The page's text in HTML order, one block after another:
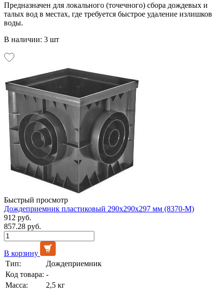
Предназначен для локального (точечного) сбора дождевых и
талых вод в местах, где требуется быстрое удаление излишков
воды.
В наличии: 3 шт
Быстрый просмотр
Дождеприемник пластиковый 290х290х297 мм (8370-М)
912 руб.
857.28 руб.
В корзину
Тип:
Дождеприемник
Код товара: -
Масса:
2,5 кг